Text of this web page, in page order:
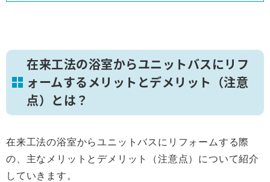
在来工法の浴室からユニットバスにリフ
ォームするメリットとデメリット（注意
点）とは？
在来工法の浴室からユニットバスにリフォームする際
の、主なメリットとデメリット（注意点）について紹介
していきます。